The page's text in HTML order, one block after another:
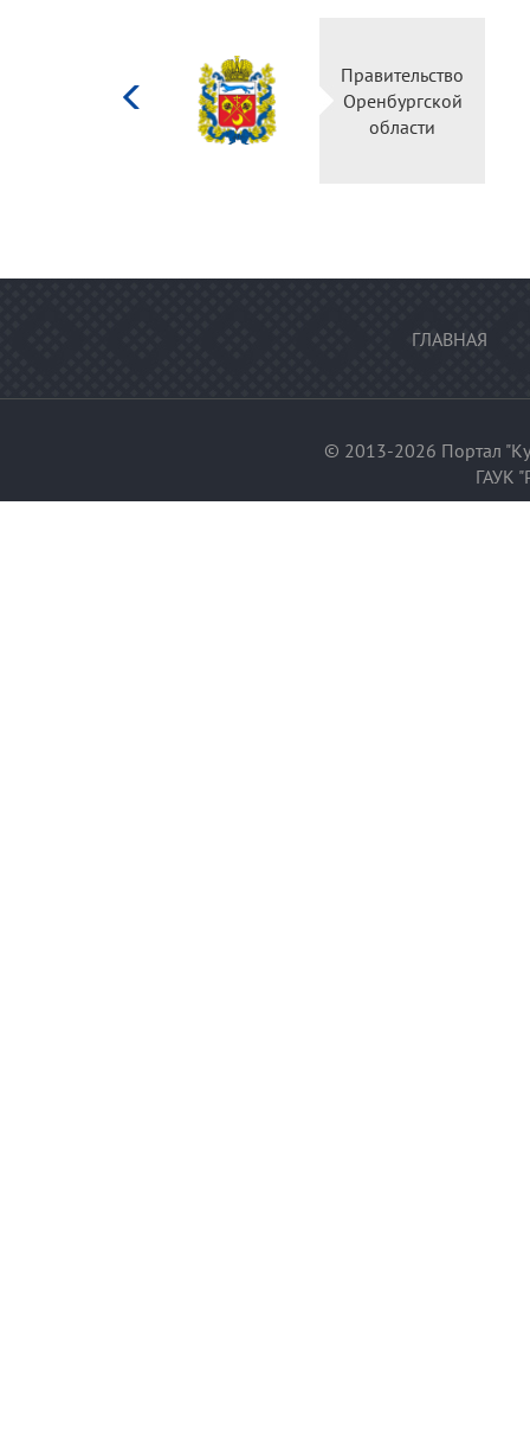
культуры
Российской
Правительство
Оренбургской
области
ГЛАВНАЯ
© 2013-2026 Портал
ГАУК